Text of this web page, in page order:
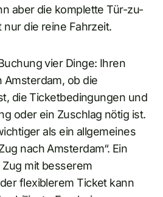
aber die komplette Tür-zu-
die reine Fahrzeit.
vier Dinge: Ihren
ob die
die Ticketbedingungen und
oder ein Zuschlag nötig ist.
als ein allgemeines
nach Amsterdam“. Ein
mit besserem
flexiblerem Ticket kann